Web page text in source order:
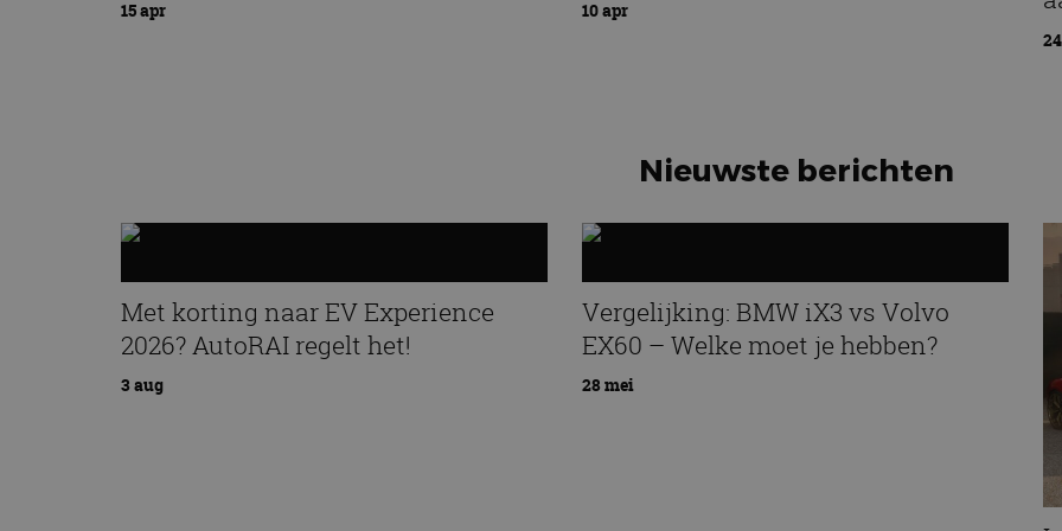
15 apr 10 apr
Nieuwste berichten
Met korting naar EV Experience
2026? AutoRAI regelt het!
3 aug
Vergelijking: BMW iX3 vs Volvo
EX60 – Welke moet je hebben?
28 mei